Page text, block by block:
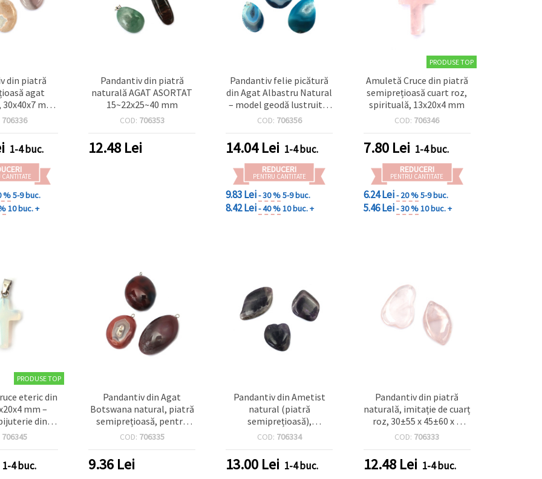
din piatră
agat
mm,
pentru
706336
1-4 buc.
CANTITATE
%5-9 buc.
10 buc. +
Pandantiv din piatră
naturală AGAT ASORTAT
15~22x25~40 mm
COD: 706353
12.48 Lei
Pandantiv felie picătură
din Agat Albastru Natural
– model geodă lustruită,
charm din piatră cu gaură
handmade DIY
COD: 706356
14.04Lei 1-4 buc.
REDUCERI
PENTRU CANTITATE
9.83 Lei- 30 %5-9 buc.
8.42 Lei- 40 %10 buc. +
PRODUSE TOP
Amuletă Cruce din piatră
semiprețioasă cuart roz,
spirituală, 13x20x4 mm
COD: 706346
7.80Lei 1-4 buc.
REDUCERI
PENTRU CANTITATE
6.24 Lei- 20 %5-9 buc.
5.46 Lei- 30 %10 buc. +
PRODUSE TOP
eteric din
mm –
din
naturală
706345
1-4 buc.
Pandantiv din Agat
Botswana natural, piatră
semiprețioasă, pentru
bijuterii handmade DIY,
COD: 706335
9.36 Lei
Pandantiv din Ametist
natural (piatră
semiprețioasă),
22x33x35x53 mm, pentru
proiecte DIY
COD: 706334
13.00 Lei 1-4 buc.
Pandantiv din piatră
naturală, imitație de cuarț
roz, 30±55 x 45±60 x 8
mm, asortat
COD: 706333
12.48Lei 1-4 buc.